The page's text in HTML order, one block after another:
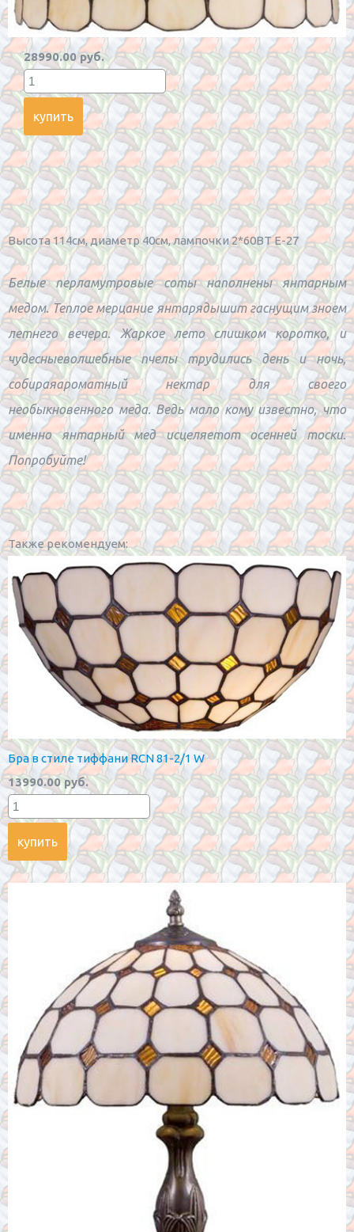
28990.00 руб.
Высота 114см, диаметр 40см, лампочки 2*60BT Е-27
Белые перламутровые соты наполнены янтарным
медом. Теплое мерцание янтарядышит гаснущим зноем
летнего вечера. Жаркое лето слишком коротко, и
чудесныеволшебные пчелы трудились день и ночь,
собираяароматный нектар для своего
необыкновенного меда. Ведь мало кому известно, что
именно янтарный мед исцеляетот осенней тоски.
Попробуйте!
Также рекомендуем:
Бра в стиле тиффани RCN 81-2/1 W
13990.00 руб.